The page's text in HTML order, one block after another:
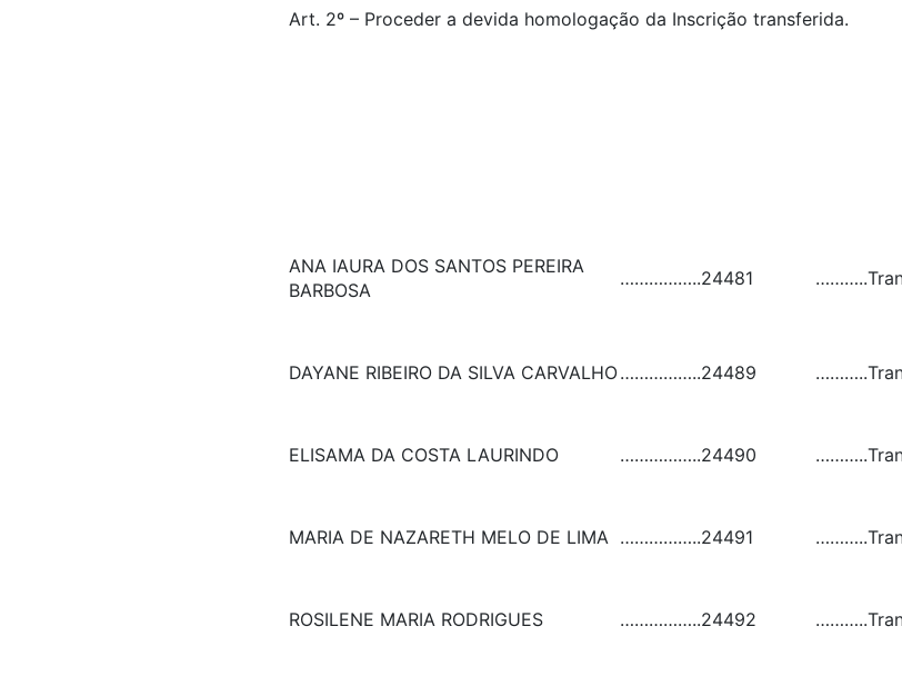
Art. 2º – Proceder a devida homologação da Inscrição transferida.
ANA IAURA DOS SANTOS PEREIRA
BARBOSA
……………..24481 ………..
DAYANE RIBEIRO DA SILVA CARVALHO……………..24489 ………..
ELISAMA DA COSTA LAURINDO ……………..24490 ………..
MARIA DE NAZARETH MELO DE LIMA ……………..24491 ………..
ROSILENE MARIA RODRIGUES ……………..24492 ………..